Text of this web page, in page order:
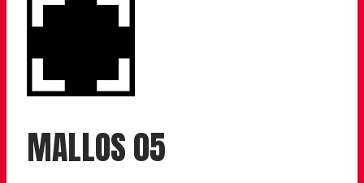
MALLOS 05